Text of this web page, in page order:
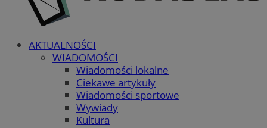
AKTUALNOŚCI
WIADOMOŚCI
Wiadomości lokalne
Ciekawe artykuły
Wiadomości sportowe
Wywiady
Kultura